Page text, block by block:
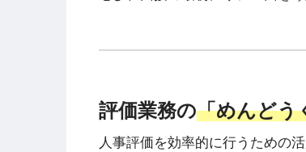
評価業務の「めんどう
人事評価を効率的に行うための